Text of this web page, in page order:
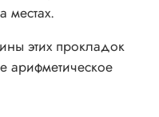
местах.
этих прокладок
арифметическое